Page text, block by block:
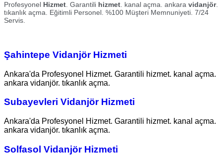
Profesyonel Hizmet . Garantili hizmet . kanal açma. ankara vidanjör.
tıkanlık açma. Eğitimli Personel. %100 Müşteri Memnuniyeti. 7/24
Servis.
Şahintepe Vidanjör Hizmeti
Ankara'da Profesyonel Hizmet. Garantili hizmet. kanal açma.
ankara vidanjör. tıkanlık açma.
Subayevleri Vidanjör Hizmeti
Ankara'da Profesyonel Hizmet. Garantili hizmet. kanal açma.
ankara vidanjör. tıkanlık açma.
Solfasol Vidanjör Hizmeti